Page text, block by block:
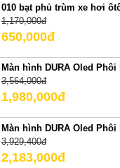
010 bạt phủ trùm xe hơi
1,170,000đ
650,000đ
Màn hình DURA Oled Phôi
3,564,000đ
1,980,000đ
Màn hình DURA Oled Phôi
3,929,400đ
2,183,000đ